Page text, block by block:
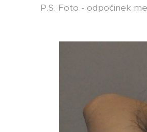
P.S. Foto - odpočinek